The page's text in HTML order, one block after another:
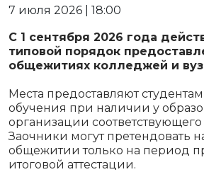
7 июля 2026 | 18:00
С 1 сентября 2026 года
типовой порядок
общежитиях колледжей и
Места предоставляют
обучения при наличии у
организации
Заочники могут претендовать
общежитии только на период
итоговой аттестации.